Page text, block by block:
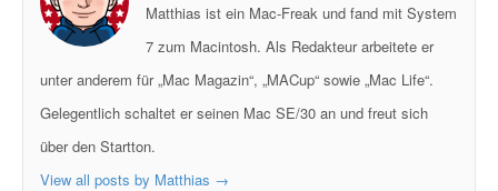
Matthias ist ein Mac-Freak und fand mit System
7 zum Macintosh. Als Redakteur arbeitete er
unter anderem für „Mac Magazin“, „MACup“ sowie „Mac Life“.
Gelegentlich schaltet er seinen Mac SE/30 an und freut sich
über den Startton.
View all posts by Matthias →